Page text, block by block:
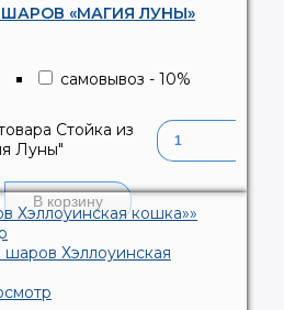
«МАГИЯ ЛУНЫ»
самовывоз -10%
Стойка из
Луны"
В корзину